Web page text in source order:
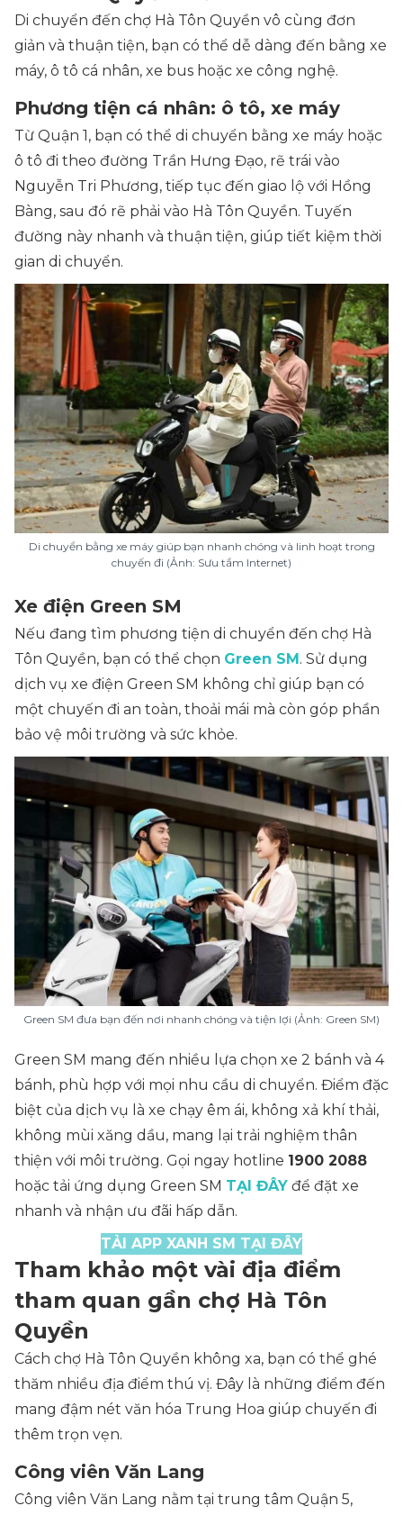
Di chuyển đến chợ Hà Tôn Quyền vô cùng đơn
giản và thuận tiện, bạn có thể dễ dàng đến bằng xe
máy, ô tô cá nhân, xe bus hoặc xe công nghệ.
Phương tiện cá nhân: ô tô, xe máy
Từ Quận 1, bạn có thể di chuyển bằng xe máy hoặc
ô tô đi theo đường Trần Hưng Đạo, rẽ trái vào
Nguyễn Tri Phương, tiếp tục đến giao lộ với Hồng
Bàng, sau đó rẽ phải vào Hà Tôn Quyền. Tuyến
đường này nhanh và thuận tiện, giúp tiết kiệm thời
gian di chuyển.
Di chuyển bằng xe máy giúp bạn nhanh chóng và linh hoạt trong
chuyến đi (Ảnh: Sưu tầm Internet)
Xe điện Green SM
Nếu đang tìm phương tiện di chuyển đến chợ Hà
Tôn Quyền, bạn có thể chọn Green SM. Sử dụng
dịch vụ xe điện Green SM không chỉ giúp bạn có
một chuyến đi an toàn, thoải mái mà còn góp phần
bảo vệ môi trường và sức khỏe.
Green SM đưa bạn đến nơi nhanh chóng và tiện lợi (Ảnh: Green SM)
Green SM mang đến nhiều lựa chọn xe 2 bánh và 4
bánh, phù hợp với mọi nhu cầu di chuyển. Điểm đặc
biệt của dịch vụ là xe chạy êm ái, không xả khí thải,
không mùi xăng dầu, mang lại trải nghiệm thân
thiện với môi trường. Gọi ngay hotline 1900 2088
hoặc tải ứng dụng Green SM TẠI ĐÂY để đặt xe
nhanh và nhận ưu đãi hấp dẫn.
TẢI APP XANH SM TẠI ĐÂY
Tham khảo một vài địa điểm
tham quan gần chợ Hà Tôn
Quyền
Cách chợ Hà Tôn Quyền không xa, bạn có thể ghé
thăm nhiều địa điểm thú vị. Đây là những điểm đến
mang đậm nét văn hóa Trung Hoa giúp chuyến đi
thêm trọn vẹn.
Công viên Văn Lang
Công viên Văn Lang nằm tại trung tâm Quận 5,